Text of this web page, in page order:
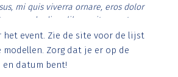
mi quis viverra ornare, eros dolor
diam libero vitae erat.
et justo cursus id rutrum lorem
sem vitae risus tristique posuere.
event. Zie de site voor de lijst
modellen. Zorg dat je er op de
datum bent!